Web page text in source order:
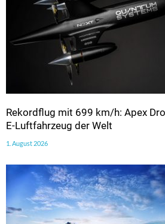
Rekordflug mit 699 km/h: Apex
E-Luftfahrzeug der Welt
1. August 2026